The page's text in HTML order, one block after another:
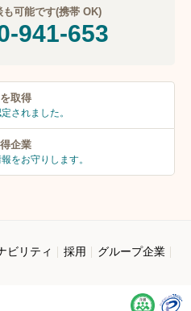
可能です(携帯 OK)
941-653
取得
されました。
企業
をお守りします。
ビリティ 採用
グループ企業